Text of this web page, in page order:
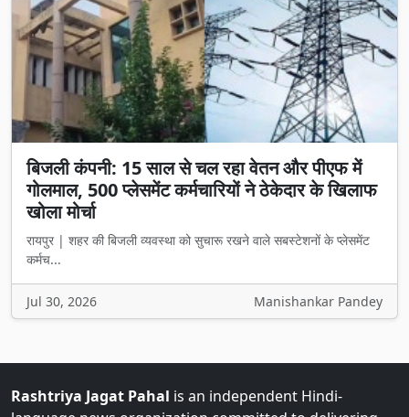
बिजली कंपनी: 15 साल से चल रहा वेतन और पीएफ में
गोलमाल, 500 प्लेसमेंट कर्मचारियों ने ठेकेदार के खिलाफ
खोला मोर्चा
रायपुर | शहर की बिजली व्यवस्था को सुचारू रखने वाले सबस्टेशनों के प्लेसमेंट
कर्मच...
Jul 30, 2026 Manishankar Pandey
Rashtriya Jagat Pahal is an independent Hindi-